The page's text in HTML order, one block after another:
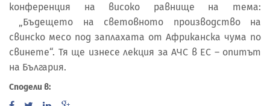
конференция на високо равнище на тема:
„Бъдещето на световното производство на
свинско месо под заплахата от Африканска чума по
свинете“. Тя ще изнесе лекция за АЧС в ЕС – опитът
на България.
Сподели в: